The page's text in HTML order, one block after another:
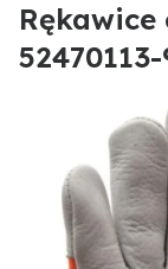
Rękawice
52470113-